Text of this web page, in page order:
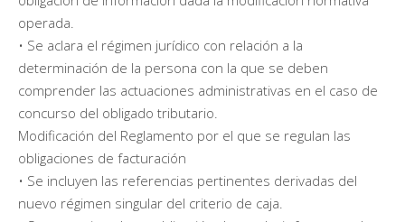
operada.
• Se aclara el régimen jurídico con relación a la
determinación de la persona con la que se deben
comprender las actuaciones administrativas en el caso de
concurso del obligado tributario.
Modificación del Reglamento por el que se regulan las
obligaciones de facturación
• Se incluyen las referencias pertinentes derivadas del
nuevo régimen singular del criterio de caja.